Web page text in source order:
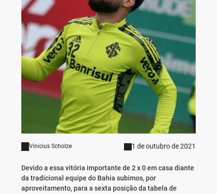
Vinicius Scholze 1 de outubro de 2021
Devido a essa vitória importante de 2 x 0 em casa diante
da tradicional equipe do Bahia subimos, por
aproveitamento, para a sexta posição da tabela de